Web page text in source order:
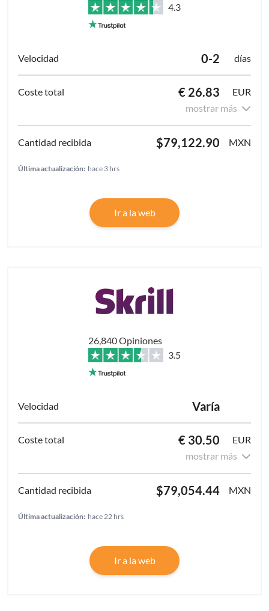
4.3
0-2 días
€ 26.83
EUR
mostrar más
$79,122.90 MXN
Última actualización: hace 3 hrs
Ir a la web
26,840 Opiniones
3.5
Varía
€ 30.50
EUR
mostrar más
$79,054.44 MXN
Última actualización: hace 22 hrs
Ir a la web